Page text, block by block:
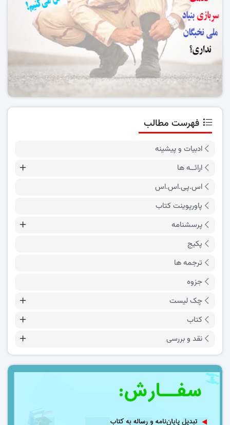
فهرست مطالب
ادبیات و پیشینه
ارائــه ها
اس.پی.اس.اس
پاورپوینت کتاب
پرسشنامه
پکیج
ترجمه ها
جزوه
چک لیست
کتاب
نقد و بررسی